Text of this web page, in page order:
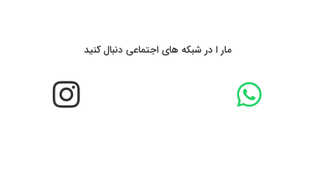
مار ا در شبکه های اجتماعی دنبال کنید